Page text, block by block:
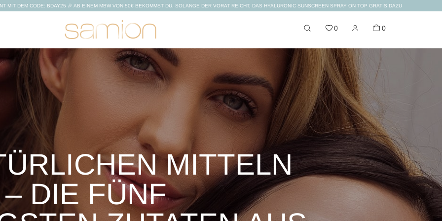
MIT DEM CODE: BDAY25 🎉 AB EINEM MBW VON 50€ BEKOMMST DU, SOLANGE DER VORAT REICHT, DAS HYALURONIC SUNSCREEN SPRAY ON TOP GRATIS DAZU
0 0
MITTELN
DIE FÜNF